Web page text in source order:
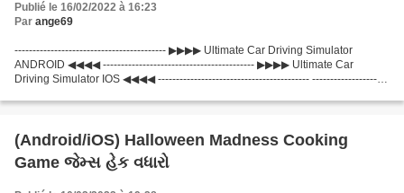
Publié le 16/02/2022 à 16:23
Par ange69
------------------------------------------ ▶▶▶▶ Ultimate Car Driving Simulator
ANDROID ◀◀◀◀ ------------------------------------------ ▶▶▶▶ Ultimate Car
Driving Simulator IOS ◀◀◀◀ ------------------------------------------ ---------------------
(Android/iOS) Halloween Madness Cooking
Game જેમ્સ હેક વધારો